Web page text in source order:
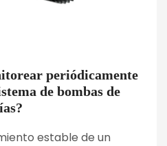
periódicamente
de bombas de
estable de un